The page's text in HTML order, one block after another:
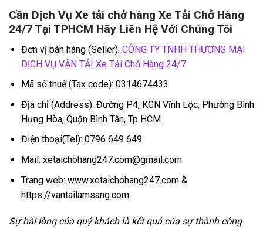
Cần Dịch Vụ Xe tải chở hàng Xe Tải Chở Hàng
24/7 Tại TPHCM Hãy Liên Hệ Với Chúng Tôi
Đơn vị bán hàng (Seller): CÔNG TY TNHH THƯƠNG MẠI
DỊCH VỤ VẬN TẢI Xe Tải Chở Hàng 24/7
Mã số thuế (Tax code): 0314674433
Địa chỉ (Address): Đường P4, KCN Vĩnh Lộc, Phường Bình
Hưng Hòa, Quận Bình Tân, Tp HCM
Điện thoại(Tel): 0796 649 649
Mail: xetaichohang247.com@gmail.com
Trang web: www.xetaichohang247.com &
https://vantailamsang.com
Sự hài lòng của quý khách là kết quả của sự thành công